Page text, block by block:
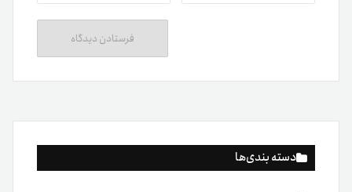
دسته بندی‌ها